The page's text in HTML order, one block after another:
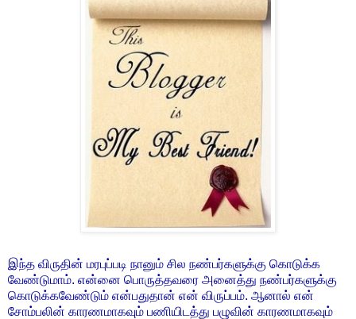
இந்த விருதின் மரபுப்படி நானும் சில நண்பர்களுக்கு கொடுக்க
வேண்டுமாம். என்னை பொருத்தவரை அனைத்து நண்பர்களுக்கு
கொடுக்கவேண்டும் என்பதுதான் என் விருப்பம். ஆனால் என்
சோம்பலின் காரணமாகவும் பணியிடத்து பழுவின் காரணமாகவும்